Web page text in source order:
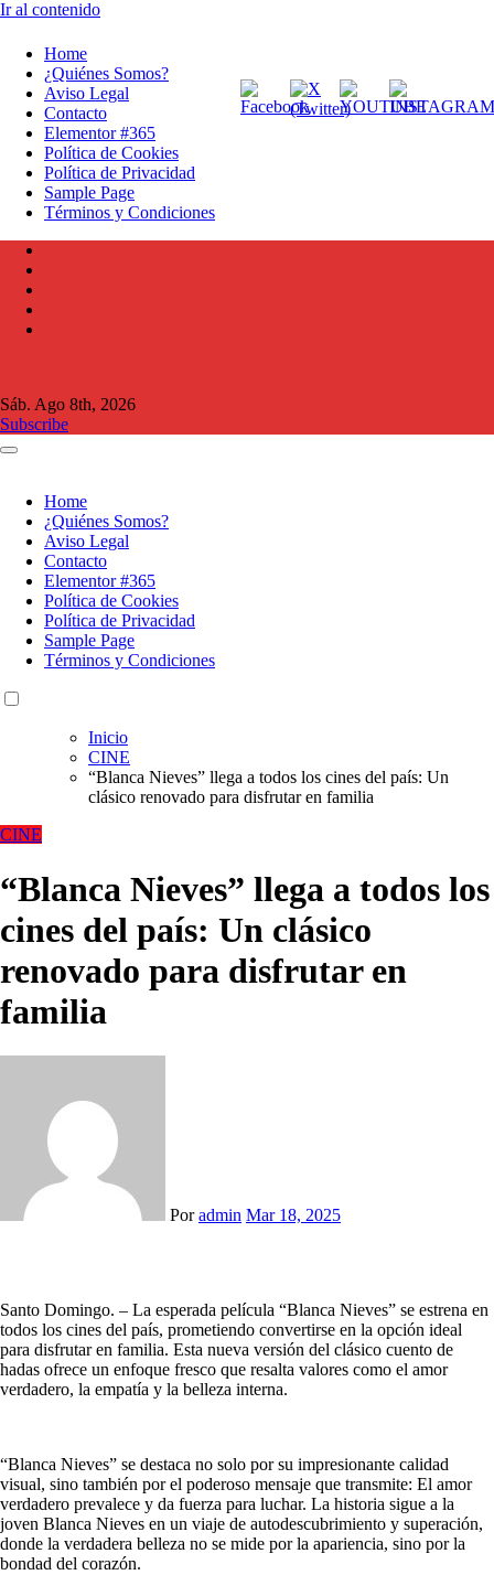
Ir al contenido
Home
¿Quiénes Somos?
Aviso Legal
Contacto
Elementor #365
Política de Cookies
Política de Privacidad
Sample Page
Términos y Condiciones
Sáb. Ago 8th, 2026
Subscribe
Home
¿Quiénes Somos?
Aviso Legal
Contacto
Elementor #365
Política de Cookies
Política de Privacidad
Sample Page
Términos y Condiciones
Inicio
CINE
“Blanca Nieves” llega a todos los cines del país: Un
clásico renovado para disfrutar en familia
CINE
“Blanca Nieves” llega a todos los
cines del país: Un clásico
renovado para disfrutar en
familia
Poradmin Mar 18, 2025
Santo Domingo. – La esperada película “Blanca Nieves” se estrena en
todos los cines del país, prometiendo convertirse en la opción ideal
para disfrutar en familia. Esta nueva versión del clásico cuento de
hadas ofrece un enfoque fresco que resalta valores como el amor
verdadero, la empatía y la belleza interna.
“Blanca Nieves” se destaca no solo por su impresionante calidad
visual, sino también por el poderoso mensaje que transmite: El amor
verdadero prevalece y da fuerza para luchar. La historia sigue a la
joven Blanca Nieves en un viaje de autodescubrimiento y superación,
donde la verdadera belleza no se mide por la apariencia, sino por la
bondad del corazón.